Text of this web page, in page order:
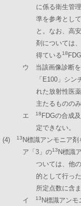
に係る衛生管
準を参考とし
と。なお、高
剤については
得ている18
ウ 当該画像診断を
「E100」シ
れた放射性医
主たるものの
エ
18 FDGの合成
定できない。
(4)
13 N標識アンモニア
ア「3」の13 N標識
ついては、他
的として行っ
所定点数に含
イ
13 N標識アン